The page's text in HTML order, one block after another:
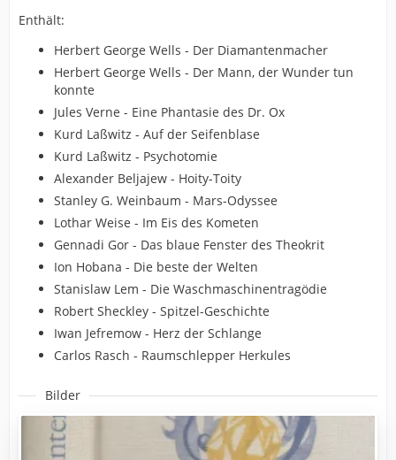
Enthält:
Herbert George Wells - Der Diamantenmacher
Herbert George Wells - Der Mann, der Wunder tun
konnte
Jules Verne - Eine Phantasie des Dr. Ox
Kurd Laßwitz - Auf der Seifenblase
Kurd Laßwitz - Psychotomie
Alexander Beljajew - Hoity-Toity
Stanley G. Weinbaum - Mars-Odyssee
Lothar Weise - Im Eis des Kometen
Gennadi Gor - Das blaue Fenster des Theokrit
Ion Hobana - Die beste der Welten
Stanislaw Lem - Die Waschmaschinentragödie
Robert Sheckley - Spitzel-Geschichte
Iwan Jefremow - Herz der Schlange
Carlos Rasch - Raumschlepper Herkules
Bilder